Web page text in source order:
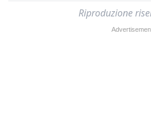
Riproduzione